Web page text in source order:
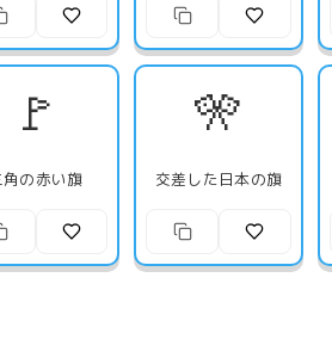
🚩
角の赤い旗
🎌
交差した日本の旗